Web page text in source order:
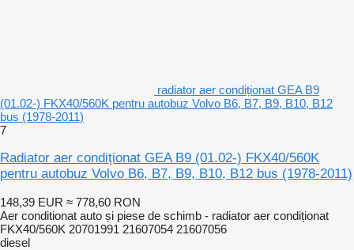
radiator aer condiționat GEA B9
(01.02-) FKX40/560K pentru autobuz Volvo B6, B7, B9, B10, B12
bus (1978-2011)
7
Radiator aer condiționat GEA B9 (01.02-) FKX40/560K
pentru autobuz Volvo B6, B7, B9, B10, B12 bus (1978-2011)
148,39 EUR ≈ 778,60 RON
Aer conditionat auto și piese de schimb - radiator aer condiționat
FKX40/560K 20701991 21607054 21607056
diesel